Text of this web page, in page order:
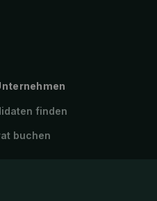
finden
buchen